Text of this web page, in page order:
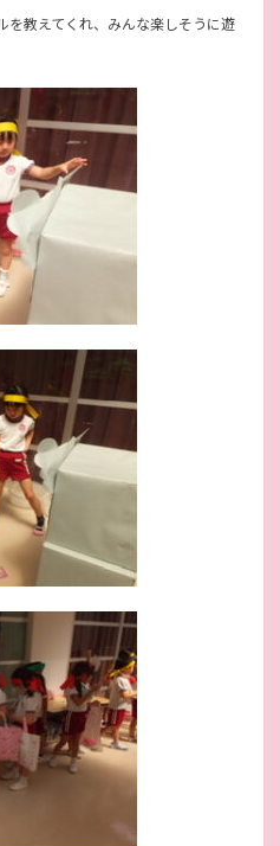
を教えてくれ、みんな楽しそうに遊